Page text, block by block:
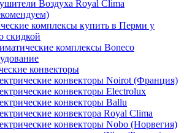
Воздуха Royal Clima
комплексы купить в Перми у
скидкой
комплексы Boneсo
конвекторы
конвекторы Noirot (Франция)
конвекторы Electrolux
конвекторы Ballu
конвектора Royal Clima
конвекторы Nobo (Норвегия)